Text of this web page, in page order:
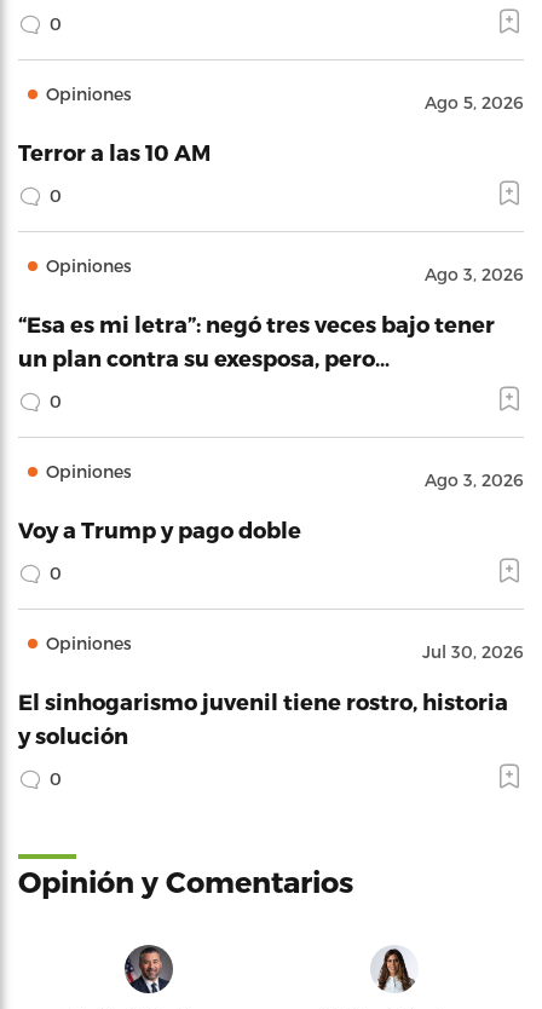
0
Opiniones Ago 5, 2026
Terror a las 10 AM
0
Opiniones Ago 3, 2026
“Esa es mi letra”: negó tres veces bajo tener
un plan contra su exesposa, pero…
0
Opiniones Ago 3, 2026
Voy a Trump y pago doble
0
Opiniones Jul 30, 2026
El sinhogarismo juvenil tiene rostro, historia
y solución
0
Opinión y Comentarios